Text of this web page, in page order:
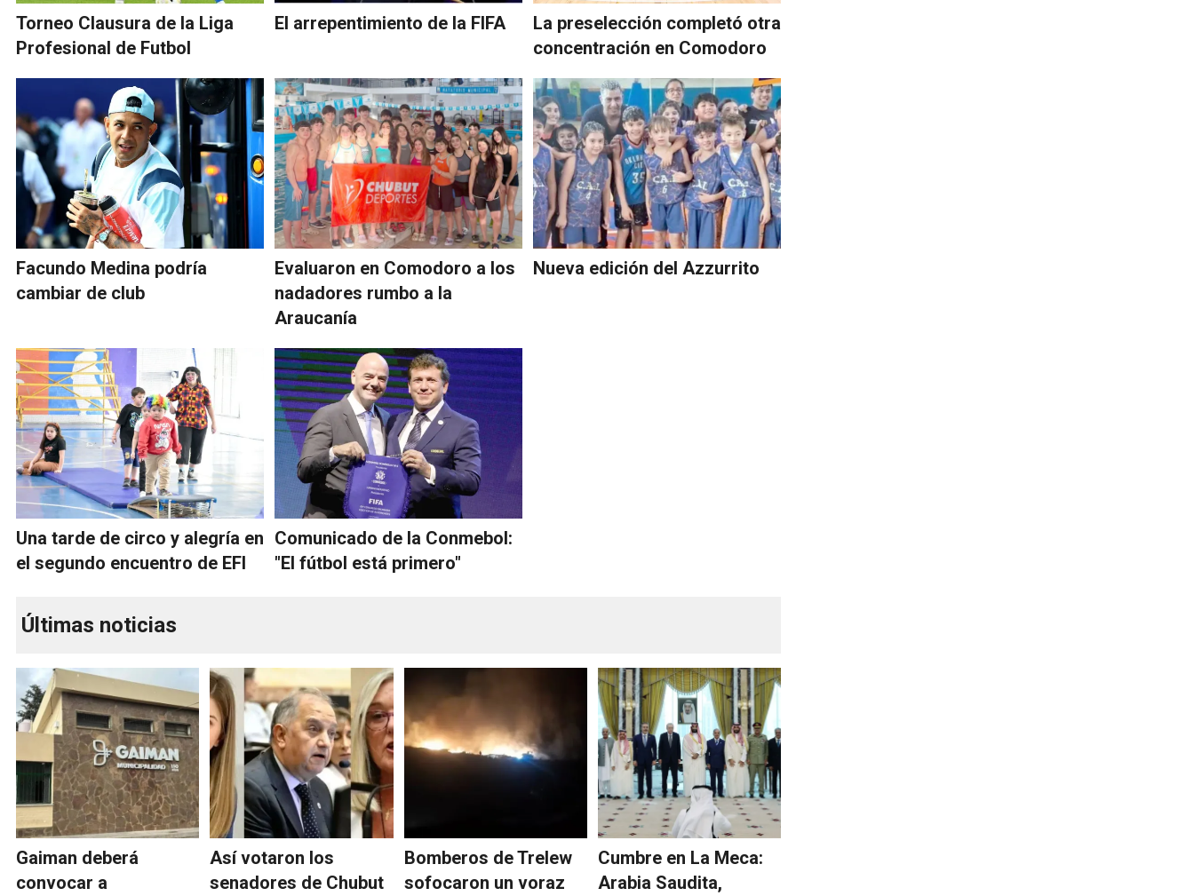
Torneo Clausura de la Liga
Profesional de Futbol
El arrepentimiento de la FIFA
La preselección completó otra
concentración en Comodoro
Facundo Medina podría
cambiar de club
Evaluaron en Comodoro a los
nadadores rumbo a la
Araucanía
Nueva edición del Azzurrito
Una tarde de circo y alegría en
el segundo encuentro de EFI
Comunicado de la Conmebol:
"El fútbol está primero"
Últimas noticias
Gaiman deberá
convocar a
Así votaron los
senadores de Chubut
Bomberos de Trelew
sofocaron un voraz
Cumbre en La Meca:
Arabia Saudita,